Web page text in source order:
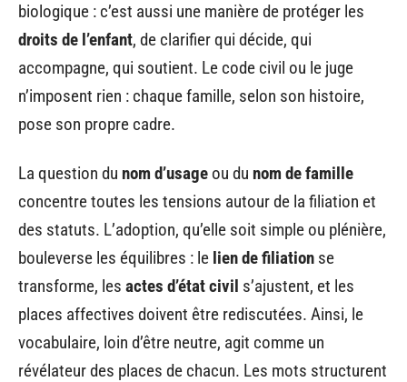
biologique : c’est aussi une manière de protéger les
droits de l’enfant, de clarifier qui décide, qui
accompagne, qui soutient. Le code civil ou le juge
n’imposent rien : chaque famille, selon son histoire,
pose son propre cadre.
La question du nom d’usage ou du nom de famille
concentre toutes les tensions autour de la filiation et
des statuts. L’adoption, qu’elle soit simple ou plénière,
bouleverse les équilibres : le lien de filiation se
transforme, les actes d’état civil s’ajustent, et les
places affectives doivent être rediscutées. Ainsi, le
vocabulaire, loin d’être neutre, agit comme un
révélateur des places de chacun. Les mots structurent